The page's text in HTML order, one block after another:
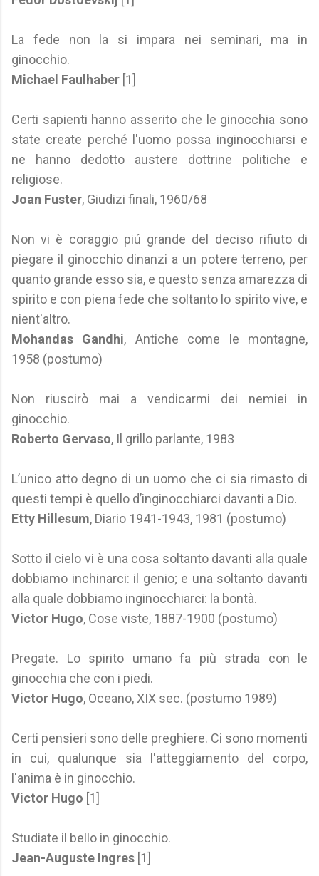
La fede non la si impara nei seminari, ma in
ginocchio.
Michael Faulhaber [1]
Certi sapienti hanno asserito che le ginocchia sono
state create perché l'uomo possa inginocchiarsi e
ne hanno dedotto austere dottrine politiche e
religiose.
Joan Fuster, Giudizi finali, 1960/68
Non vi è coraggio piú grande del deciso rifiuto di
piegare il ginocchio dinanzi a un potere terreno, per
quanto grande esso sia, e questo senza amarezza di
spirito e con piena fede che soltanto lo spirito vive, e
nient'altro.
Mohandas Gandhi, Antiche come le montagne,
1958 (postumo)
Non riuscirò mai a vendicarmi dei nemiei in
ginocchio.
Roberto Gervaso, Il grillo parlante, 1983
L’unico atto degno di un uomo che ci sia rimasto di
questi tempi è quello d’inginocchiarci davanti a Dio.
Etty Hillesum, Diario 1941-1943, 1981 (postumo)
Sotto il cielo vi è una cosa soltanto davanti alla quale
dobbiamo inchinarci: il genio; e una soltanto davanti
alla quale dobbiamo inginocchiarci: la bontà.
Victor Hugo, Cose viste, 1887-1900 (postumo)
Pregate. Lo spirito umano fa più strada con le
ginocchia che con i piedi.
Victor Hugo, Oceano, XIX sec. (postumo 1989)
Certi pensieri sono delle preghiere. Ci sono momenti
in cui, qualunque sia l'atteggiamento del corpo,
l'anima è in ginocchio.
Victor Hugo [1]
Studiate il bello in ginocchio.
Jean-Auguste Ingres [1]